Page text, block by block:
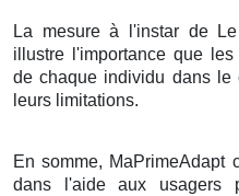
La mesure à l'instar de
illustre l'importance que
de chaque individu dans le
leurs limitations.
En somme, MaPrimeAdapt
dans l'aide aux usagers